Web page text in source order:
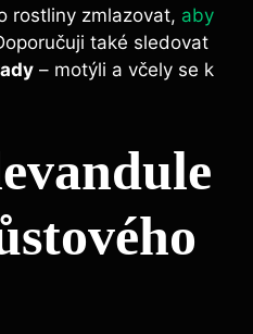
rostliny zmlazovat, aby
také sledovat
– motýli a včely se k